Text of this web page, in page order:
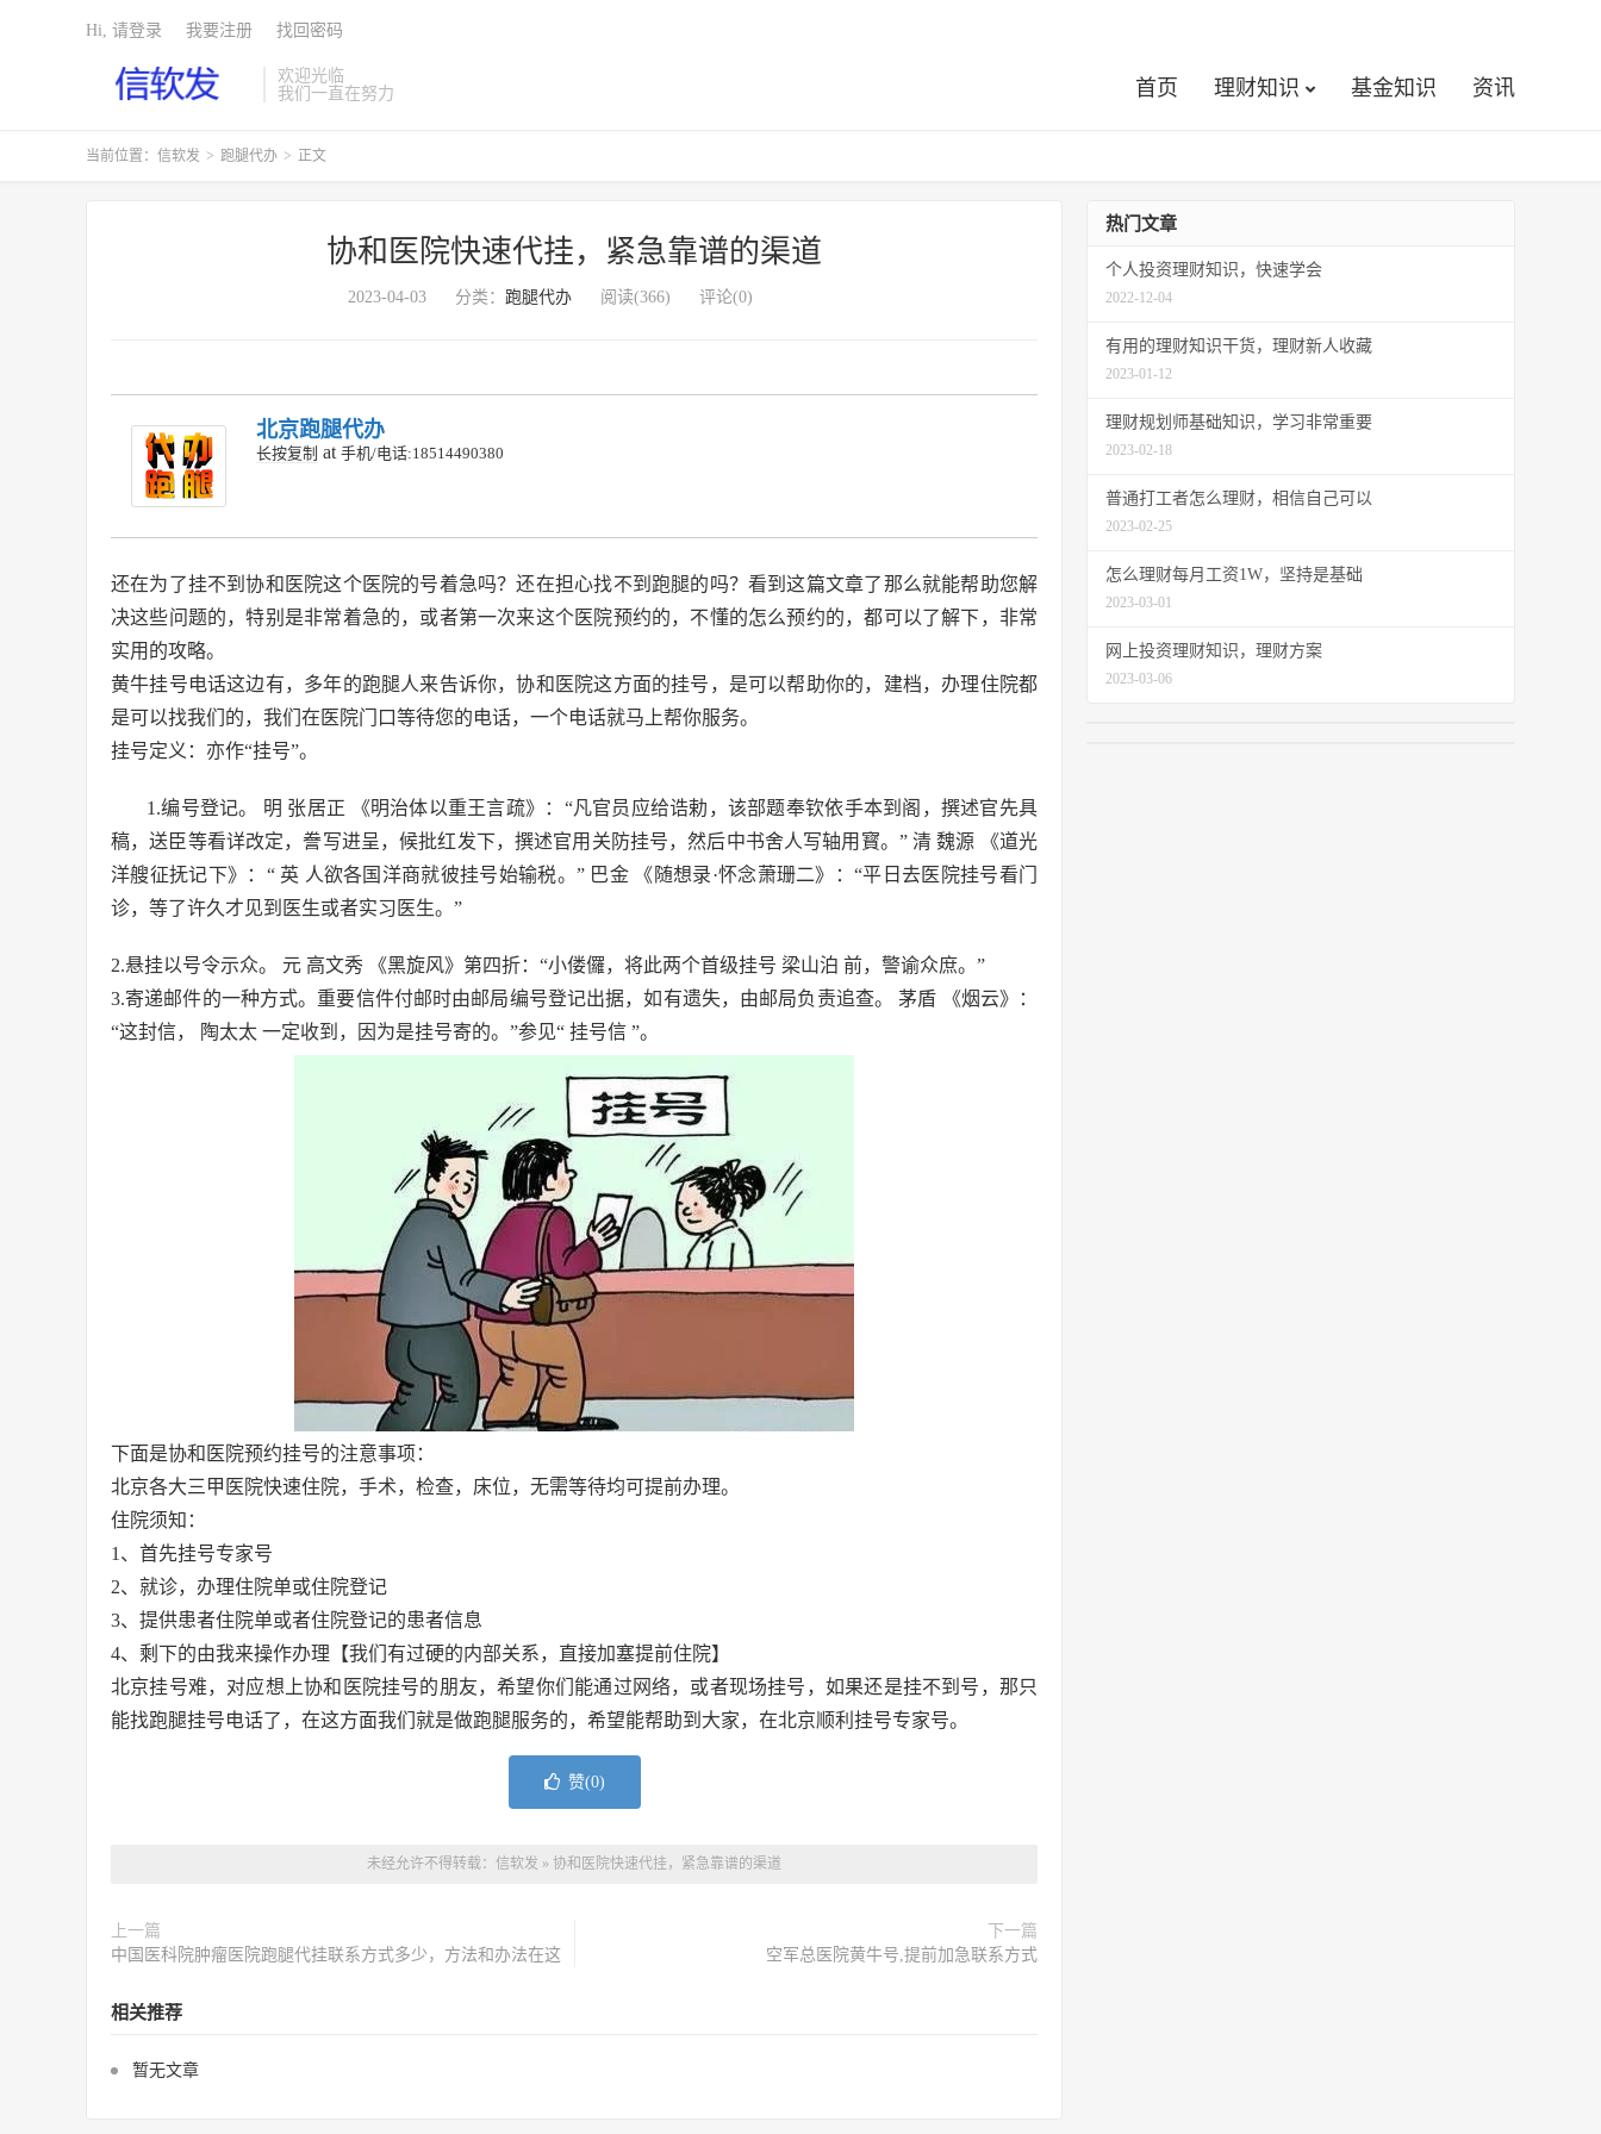
欢迎光临
我们一直在努力
首页 理财知识 基金知识 资讯
Hi, 请登录 我要注册 找回密码
当前位置： 信软发 > 跑腿代办 > 正文
协和医院快速代挂，紧急靠谱的渠道
2023-04-03 分类： 跑腿代办 阅读(366) 评论(0)
北京跑腿代办
长按复制 at 手机/电话:18514490380
还在为了挂不到协和医院这个医院的号着急吗？还在担心找不到跑腿的吗？看到这篇文章了那么就能帮助您解
决这些问题的，特别是非常着急的，或者第一次来这个医院预约的，不懂的怎么预约的，都可以了解下，非常
实用的攻略。
黄牛挂号电话这边有，多年的跑腿人来告诉你，协和医院这方面的挂号，是可以帮助你的，建档，办理住院都
是可以找我们的，我们在医院门口等待您的电话，一个电话就马上帮你服务。
挂号定义：亦作“挂号”。
1.编号登记。 明 张居正 《明治体以重王言疏》：“凡官员应给诰勅，该部题奉钦依手本到阁，撰述官先具
稿，送臣等看详改定，誊写进呈，候批红发下，撰述官用关防挂号，然后中书舍人写轴用寳。” 清 魏源 《道光
洋艘征抚记下》：“ 英 人欲各国洋商就彼挂号始输税。” 巴金 《随想录·怀念萧珊二》：“平日去医院挂号看门
诊，等了许久才见到医生或者实习医生。”
2.悬挂以号令示众。 元 高文秀 《黑旋风》第四折：“小偻儸，将此两个首级挂号 梁山泊 前，警谕众庶。”
3.寄递邮件的一种方式。重要信件付邮时由邮局编号登记出据，如有遗失，由邮局负责追查。 茅盾 《烟云》：
“这封信， 陶太太 一定收到，因为是挂号寄的。”参见“ 挂号信 ”。
下面是协和医院预约挂号的注意事项：
北京各大三甲医院快速住院，手术，检查，床位，无需等待均可提前办理。
住院须知：
1、首先挂号专家号
2、就诊，办理住院单或住院登记
3、提供患者住院单或者住院登记的患者信息
4、剩下的由我来操作办理【我们有过硬的内部关系，直接加塞提前住院】
北京挂号难，对应想上协和医院挂号的朋友，希望你们能通过网络，或者现场挂号，如果还是挂不到号，那只
能找跑腿挂号电话了，在这方面我们就是做跑腿服务的，希望能帮助到大家，在北京顺利挂号专家号。
赞(0)
未经允许不得转载： 信软发 » 协和医院快速代挂，紧急靠谱的渠道
上一篇
中国医科院肿瘤医院跑腿代挂联系方式多少，方法和办法在这
下一篇
空军总医院黄牛号,提前加急联系方式
相关推荐
暂无文章
热门文章
个人投资理财知识，快速学会
2022-12-04
有用的理财知识干货，理财新人收藏
2023-01-12
理财规划师基础知识，学习非常重要
2023-02-18
普通打工者怎么理财，相信自己可以
2023-02-25
怎么理财每月工资1W，坚持是基础
2023-03-01
网上投资理财知识，理财方案
2023-03-06